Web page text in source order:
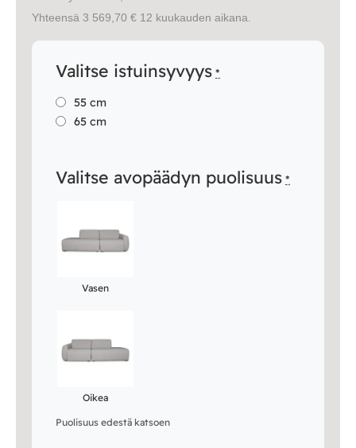
Yhteensä 3 569,70 € 12 kuukauden aikana.
Valitse istuinsyvyys *
55 cm
65 cm
Valitse avopäädyn puolisuus *
Vasen
Oikea
Puolisuus edestä katsoen